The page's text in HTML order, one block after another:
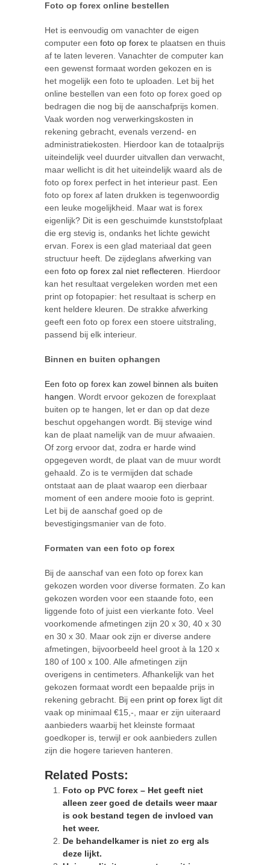
Foto op forex online bestellen
Het is eenvoudig om vanachter de eigen
computer een foto op forex te plaatsen en thuis
af te laten leveren. Vanachter de computer kan
een gewenst formaat worden gekozen en is
het mogelijk een foto te uploaden. Let bij het
online bestellen van een foto op forex goed op
bedragen die nog bij de aanschafprijs komen.
Vaak worden nog verwerkingskosten in
rekening gebracht, evenals verzend- en
administratiekosten. Hierdoor kan de totaalprijs
uiteindelijk veel duurder uitvallen dan verwacht,
maar wellicht is dit het uiteindelijk waard als de
foto op forex perfect in het interieur past. Een
foto op forex af laten drukken is tegenwoordig
een leuke mogelijkheid. Maar wat is forex
eigenlijk? Dit is een geschuimde kunststofplaat
die erg stevig is, ondanks het lichte gewicht
ervan. Forex is een glad materiaal dat geen
structuur heeft. De zijdeglans afwerking van
een foto op forex zal niet reflecteren. Hierdoor
kan het resultaat vergeleken worden met een
print op fotopapier: het resultaat is scherp en
kent heldere kleuren. De strakke afwerking
geeft een foto op forex een stoere uitstraling,
passend bij elk interieur.
Binnen en buiten ophangen
Een foto op forex kan zowel binnen als buiten
hangen. Wordt ervoor gekozen de forexplaat
buiten op te hangen, let er dan op dat deze
beschut opgehangen wordt. Bij stevige wind
kan de plaat namelijk van de muur afwaaien.
Of zorg ervoor dat, zodra er harde wind
opgegeven wordt, de plaat van de muur wordt
gehaald. Zo is te vermijden dat schade
ontstaat aan de plaat waarop een dierbaar
moment of een andere mooie foto is geprint.
Let bij de aanschaf goed op de
bevestigingsmanier van de foto.
Formaten van een foto op forex
Bij de aanschaf van een foto op forex kan
gekozen worden voor diverse formaten. Zo kan
gekozen worden voor een staande foto, een
liggende foto of juist een vierkante foto. Veel
voorkomende afmetingen zijn 20 x 30, 40 x 30
en 30 x 30. Maar ook zijn er diverse andere
afmetingen, bijvoorbeeld heel groot à la 120 x
180 of 100 x 100. Alle afmetingen zijn
overigens in centimeters. Afhankelijk van het
gekozen formaat wordt een bepaalde prijs in
rekening gebracht. Bij een print op forex ligt dit
vaak op minimaal €15,-, maar er zijn uiteraard
aanbieders waarbij het kleinste formaat
goedkoper is, terwijl er ook aanbieders zullen
zijn die hogere tarieven hanteren.
Related Posts:
Foto op PVC forex – Het geeft niet
alleen zeer goed de details weer maar
is ook bestand tegen de invloed van
het weer.
De behandelkamer is niet zo erg als
deze lijkt.